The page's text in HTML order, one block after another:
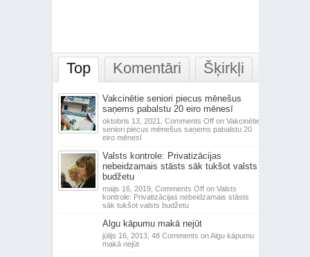
Top Komentāri Šķirkļi
Vakcinētie seniori piecus mēnešus
saņems pabalstu 20 eiro mēnesī
oktobris 13, 2021, Comments Offon Vakcinētie
seniori piecus mēnešus saņems pabalstu 20
eiro mēnesī
Valsts kontrole: Privatizācijas
nebeidzamais stāsts sāk tukšot valsts
budžetu
maijs 16, 2019, Comments Offon Valsts
kontrole: Privatizācijas nebeidzamais stāsts
sāk tukšot valsts budžetu
Algu kāpumu makā nejūt
jūlijs 16, 2013, 48 Comments on Algu kāpumu
makā nejūt